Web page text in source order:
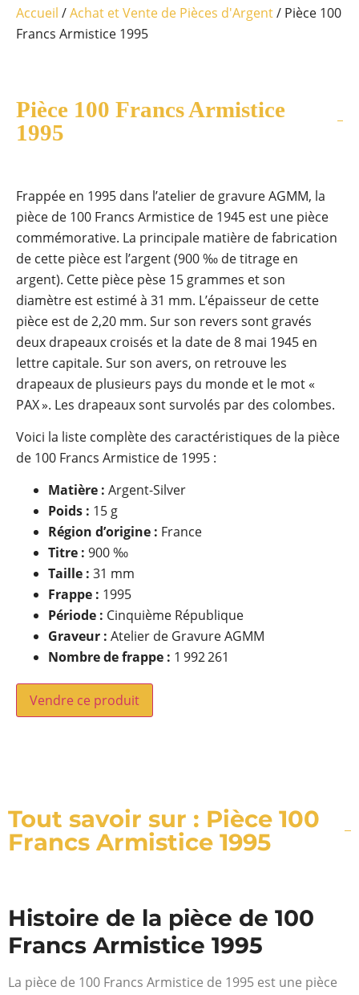
Accueil /Achat et Vente de Pièces d'Argent/ Pièce 100
Francs Armistice 1995
Pièce 100 Francs Armistice
1995
Frappée en 1995 dans l’atelier de gravure AGMM, la
pièce de 100 Francs Armistice de 1945 est une pièce
commémorative. La principale matière de fabrication
de cette pièce est l’argent (900 ‰ de titrage en
argent). Cette pièce pèse 15 grammes et son
diamètre est estimé à 31 mm. L’épaisseur de cette
pièce est de 2,20 mm. Sur son revers sont gravés
deux drapeaux croisés et la date de 8 mai 1945 en
lettre capitale. Sur son avers, on retrouve les
drapeaux de plusieurs pays du monde et le mot «
PAX ». Les drapeaux sont survolés par des colombes.
Voici la liste complète des caractéristiques de la pièce
de 100 Francs Armistice de 1995 :
Matière : Argent-Silver
Poids : 15 g
Région d’origine : France
Titre : 900 ‰
Taille : 31 mm
Frappe : 1995
Période : Cinquième République
Graveur : Atelier de Gravure AGMM
Nombre de frappe : 1 992 261
Vendre ce produit
Tout savoir sur : Pièce 100
Francs Armistice 1995
Histoire de la pièce de 100
Francs Armistice 1995
La pièce de 100 Francs Armistice de 1995 est une pièce